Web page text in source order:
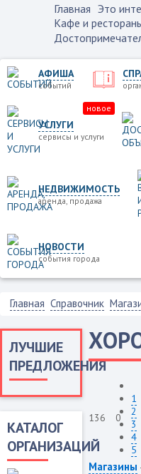
Главная Это
Кафе и
АФИША
событий
УСЛУГИ
сервисы и услуги
новое
НЕДВИЖИМОСТЬ
аренда, продажа
НОВОСТИ
события города
Главная Справочник
ЛУЧШИЕ
ПРЕДЛОЖЕНИЯ
КАТАЛОГ
ОРГАНИЗАЦИЙ
136 0
1
2
3
4
5
Магазины